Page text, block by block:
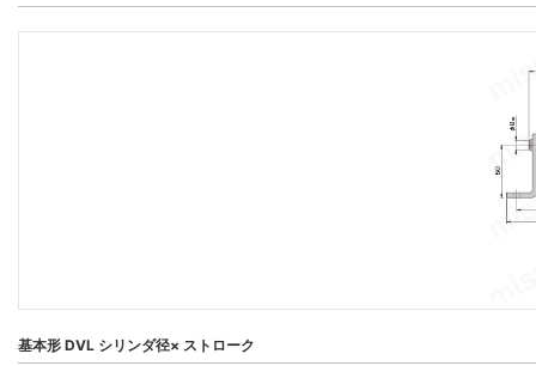
基本形 DVL シリンダ径× ストローク